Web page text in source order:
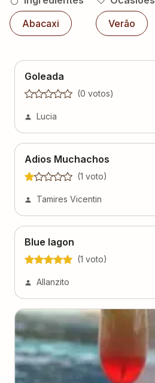
Abacaxi
Verão
Goleada
(0 votos)
Lucia
Adios Muchachos
(1 voto)
Tamires Vicentin
Blue lagon
(1 voto)
Allanzito